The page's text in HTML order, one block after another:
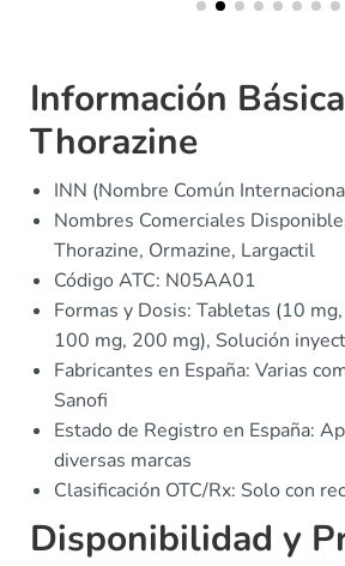
Información
Thorazine
INN (Nombre Común
Nombres Comerciales
Thorazine, Ormazine, Largactil
Código ATC: N05AA01
Formas y Dosis: Tabletas (10
100 mg, 200 mg), Solución
Fabricantes en España: Varias
Sanofi
Estado de Registro en España:
diversas marcas
Clasificación OTC/Rx: Solo con
Disponibilidad y